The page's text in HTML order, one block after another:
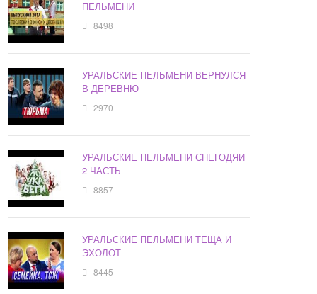
ПЕЛЬМЕНИ
8498
УРАЛЬСКИЕ ПЕЛЬМЕНИ ВЕРНУЛСЯ
В ДЕРЕВНЮ
2970
УРАЛЬСКИЕ ПЕЛЬМЕНИ СНЕГОДЯИ
2 ЧАСТЬ
8857
УРАЛЬСКИЕ ПЕЛЬМЕНИ ТЕЩА И
ЭХОЛОТ
8445